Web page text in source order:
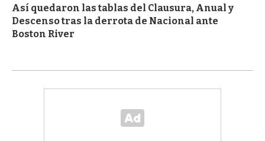
Así quedaron las tablas del Clausura, Anual y
Descenso tras la derrota de Nacional ante
Boston River